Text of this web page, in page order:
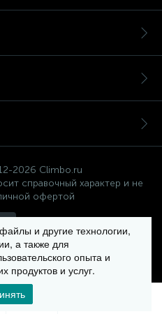
2026 Climbo.ru
справочный характер и не
офертой
обработки персональных
и другие технологии,
а также для
опыта и
продуктов и услуг.